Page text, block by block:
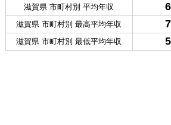
滋賀県 市町村別 平均年収
滋賀県 市町村別 最高平均年収
滋賀県 市町村別 最低平均年収